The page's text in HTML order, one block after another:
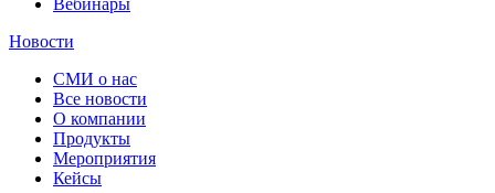
Вебинары
Новости
СМИ о нас
Все новости
О компании
Продукты
Мероприятия
Кейсы